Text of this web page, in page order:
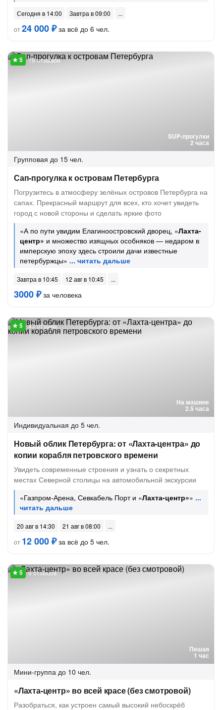
Сегодня в 14:00
Завтра в 09:00
от24 000 ₽за всё до 6 чел.
SUP-прогулки
2 часа
19 отзывов
Групповая до 15 чел.
Сап-прогулка к островам Петербурга
Погрузитесь в атмосферу зелёных островов Петербурга на
сапах. Прекрасный маршрут для всех, кто хочет увидеть
город с новой стороны и сделать яркие фото
«А по пути увидим Елагиноостровский дворец, «Лахта-
центр» и множество изящных особняков — недаром в
имперскую эпоху здесь строили дачи известные
петербуржцы»
Завтра в 10:45 12 авг в 10:45
3000 ₽за человека
На машине
2.5 часа
43 отзыва
Индивидуальная до 5 чел.
Новый облик Петербурга: от «Лахта-центра» до
копии корабля петровского времени
Увидеть современные строения и узнать о секретных
местах Северной столицы на автомобильной экскурсии
«Газпром-Арена, Севкабель Порт и «Лахта-центр»»
20 авг в 14:30
21 авг в 08:00
от 12 000 ₽за всё до 5 чел.
Пешая
1 час
6 отзывов
Мини-группа до 10 чел.
«Лахта-центр» во всей красе (без смотровой)
Разобраться, как устроен самый высокий небоскрёб